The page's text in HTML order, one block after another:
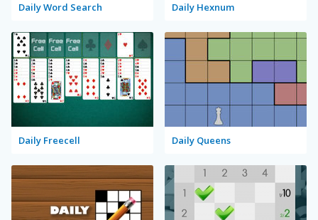
Daily Word Search Daily Hexnum
Daily Freecell Daily Queens